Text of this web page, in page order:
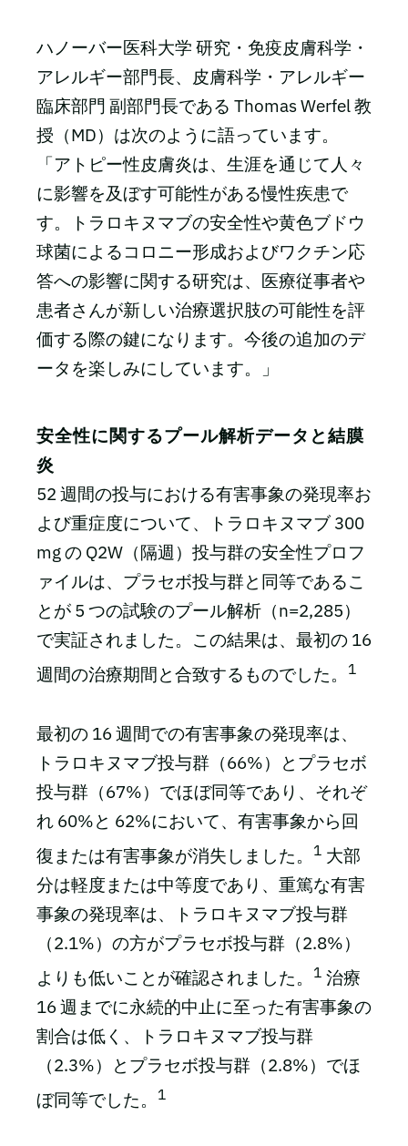
ハノーバー医科大学 研究・免疫皮膚科学・
アレルギー部門長、皮膚科学・アレルギー
臨床部門 副部門長である Thomas Werfel 教
授（MD）は次のように語っています。
「アトピー性皮膚炎は、生涯を通じて人々
に影響を及ぼす可能性がある慢性疾患で
す。トラロキヌマブの安全性や黄色ブドウ
球菌によるコロニー形成およびワクチン応
答への影響に関する研究は、医療従事者や
患者さんが新しい治療選択肢の可能性を評
価する際の鍵になります。今後の追加のデ
ータを楽しみにしています。」
安全性に関するプール解析データと結膜
炎
52 週間の投与における有害事象の発現率お
よび重症度について、トラロキヌマブ 300
mg の Q2W（隔週）投与群の安全性プロフ
ァイルは、プラセボ投与群と同等であるこ
とが 5 つの試験のプール解析（n=2,285）
で実証されました。この結果は、最初の 16
週間の治療期間と合致するものでした。
1
最初の 16 週間での有害事象の発現率は、
トラロキヌマブ投与群（66%）とプラセボ
投与群（67%）でほぼ同等であり、それぞ
れ 60%と 62%において、有害事象から回
復または有害事象が消失しました。
1 大部
分は軽度または中等度であり、重篤な有害
事象の発現率は、トラロキヌマブ投与群
（2.1%）の方がプラセボ投与群（2.8%）
よりも低いことが確認されました。
1 治療
16 週までに永続的中止に至った有害事象の
割合は低く、トラロキヌマブ投与群
（2.3%）とプラセボ投与群（2.8%）でほ
ぼ同等でした。
1